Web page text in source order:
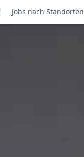
Jobs nach Standorten